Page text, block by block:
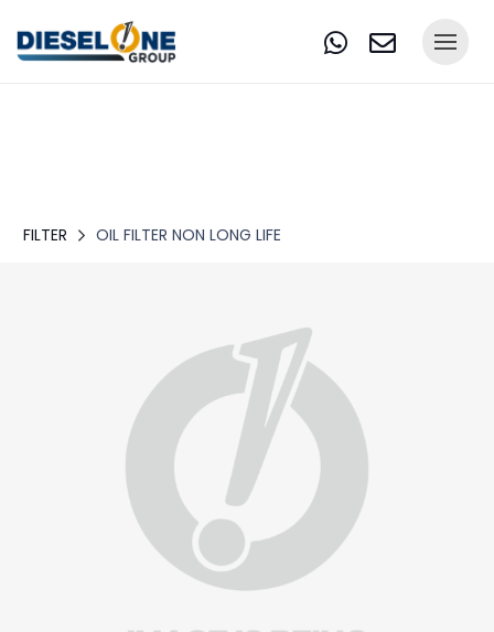
FILTER OIL FILTER NON LONG LIFE